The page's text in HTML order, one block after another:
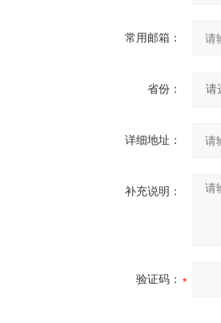
常用邮箱：
省份：
详细地址：
补充说明：
验证码：